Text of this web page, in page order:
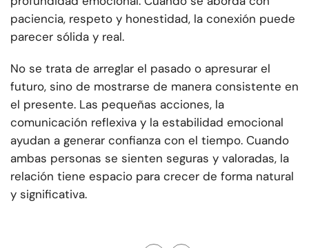
paciencia, respeto y honestidad, la conexión puede
parecer sólida y real.
No se trata de arreglar el pasado o apresurar el
futuro, sino de mostrarse de manera consistente en
el presente. Las pequeñas acciones, la
comunicación reflexiva y la estabilidad emocional
ayudan a generar confianza con el tiempo. Cuando
ambas personas se sienten seguras y valoradas, la
relación tiene espacio para crecer de forma natural
y significativa.